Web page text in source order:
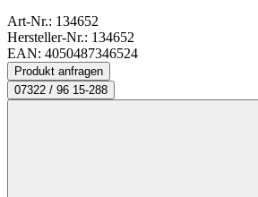
Art-Nr.: 134652
Hersteller-Nr.: 134652
EAN: 4050487346524
Produkt anfragen
07322 / 96 15-288